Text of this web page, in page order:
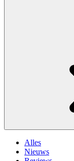
Alles
Nieuws